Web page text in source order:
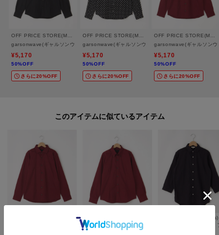
※素材により染料等の臭いが強い場合がございます。
気になるアイテムは【お気に入り登録】がおすすめです！
■お気に入り登録について
オンラインサイトの各アイテムにある「ハートマーク」をクリックして簡単
【1】再入荷通知や、値下げ情報・在庫状況をメルマガにてお知らせ。
【2】マイページでお気に入り一覧をチェックでき、自分だけのお買い物リス
トが作れます。
＝＝＝＝＝＝＝＝＝＝＝＝＝＝＝＝＝＝＝＝＝＝＝＝
garsonwave(ギャルソンウェーブ) ブロードデュエボタンダウンシャツ【SALE/セール
¥5,170
50%OFF
さらに20%OFF
garsonwave(ギャルソンウェーブ) ドットボタンダウン
¥5,170
50%OFF
さらに20%OFF
garsonwave(ギャルソンウ
¥5,170
50%OFF
さらに20%OFF
このアイテムに似ているアイテム
OFF PRICE STORE(Mens)